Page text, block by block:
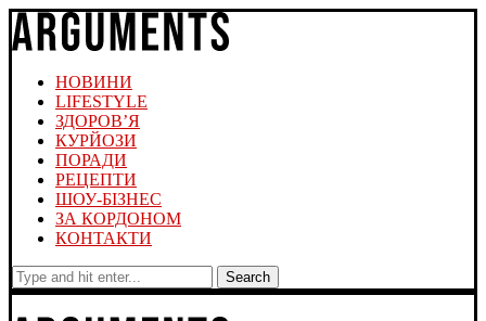
НОВИНИ
LIFESTYLE
ЗДОРОВ’Я
КУРЙОЗИ
ПОРАДИ
РЕЦЕПТИ
ШОУ-БІЗНЕС
ЗА КОРДОНОМ
КОНТАКТИ
Search